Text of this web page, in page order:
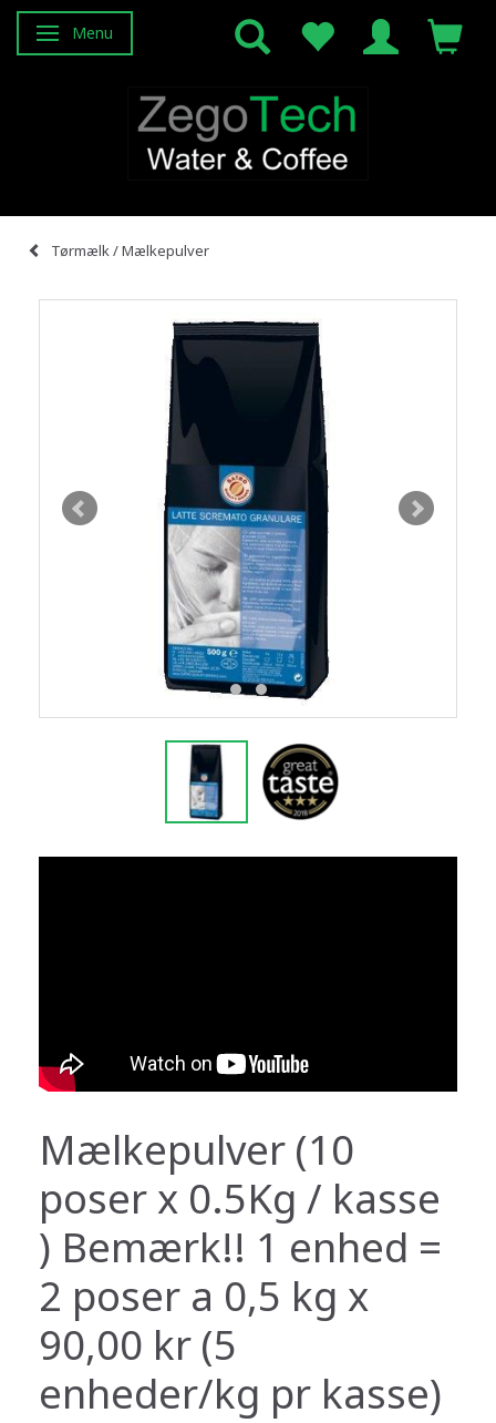
Skifte navigation
Menu
Tørmælk / Mælkepulver
Mælkepulver (10
poser x 0.5Kg / kasse
) Bemærk!! 1 enhed =
2 poser a 0,5 kg x
90,00 kr (5
enheder/kg pr kasse)